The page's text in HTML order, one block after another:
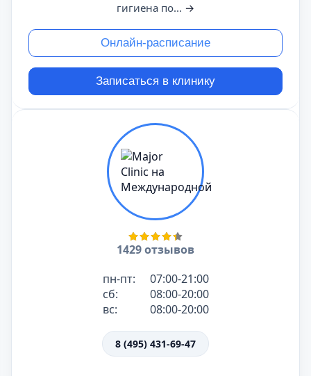
гигиена по... →
Онлайн-расписание
Записаться в клинику
1429 отзывов
пн-пт:
07:00-21:00
сб:
08:00-20:00
вс:
08:00-20:00
8 (495) 431-69-47